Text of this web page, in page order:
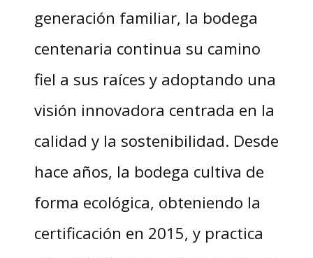
generación familiar, la bodega
centenaria continua su camino
fiel a sus raíces y adoptando una
visión innovadora centrada en la
calidad y la sostenibilidad. Desde
hace años, la bodega cultiva de
forma ecológica, obteniendo la
certificación en 2015, y practica